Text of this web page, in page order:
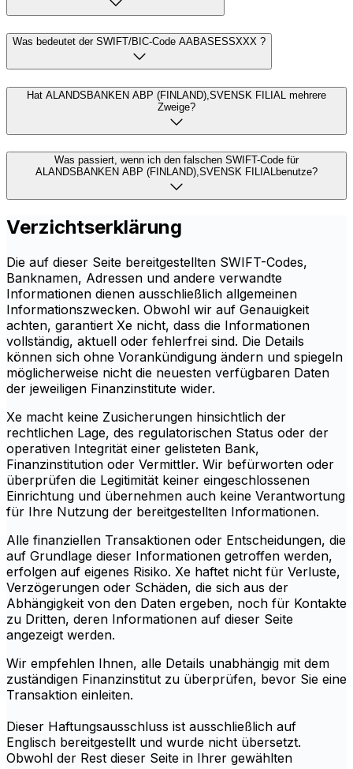
Was bedeutet der SWIFT/BIC-Code AABASESSXXX ?
Hat ALANDSBANKEN ABP (FINLAND),SVENSK FILIAL mehrere
Zweige?
Was passiert, wenn ich den falschen SWIFT-Code für
ALANDSBANKEN ABP (FINLAND),SVENSK FILIALbenutze?
Verzichtserklärung
Die auf dieser Seite bereitgestellten SWIFT-Codes,
Banknamen, Adressen und andere verwandte
Informationen dienen ausschließlich allgemeinen
Informationszwecken. Obwohl wir auf Genauigkeit
achten, garantiert Xe nicht, dass die Informationen
vollständig, aktuell oder fehlerfrei sind. Die Details
können sich ohne Vorankündigung ändern und spiegeln
möglicherweise nicht die neuesten verfügbaren Daten
der jeweiligen Finanzinstitute wider.
Xe macht keine Zusicherungen hinsichtlich der
rechtlichen Lage, des regulatorischen Status oder der
operativen Integrität einer gelisteten Bank,
Finanzinstitution oder Vermittler. Wir befürworten oder
überprüfen die Legitimität keiner eingeschlossenen
Einrichtung und übernehmen auch keine Verantwortung
für Ihre Nutzung der bereitgestellten Informationen.
Alle finanziellen Transaktionen oder Entscheidungen, die
auf Grundlage dieser Informationen getroffen werden,
erfolgen auf eigenes Risiko. Xe haftet nicht für Verluste,
Verzögerungen oder Schäden, die sich aus der
Abhängigkeit von den Daten ergeben, noch für Kontakte
zu Dritten, deren Informationen auf dieser Seite
angezeigt werden.
Wir empfehlen Ihnen, alle Details unabhängig mit dem
zuständigen Finanzinstitut zu überprüfen, bevor Sie eine
Transaktion einleiten.
Dieser Haftungsausschluss ist ausschließlich auf
Englisch bereitgestellt und wurde nicht übersetzt.
Obwohl der Rest dieser Seite in Ihrer gewählten